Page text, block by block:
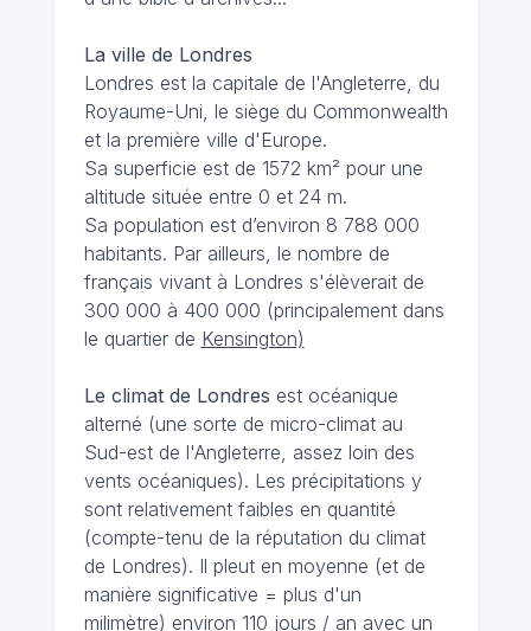
La ville de Londres
Londres est la capitale de l'Angleterre, du
Royaume-Uni, le siège du Commonwealth
et la première ville d'Europe.
Sa superficie est de 1572 km² pour une
altitude située entre 0 et 24 m.
Sa population est d’environ 8 788 000
habitants. Par ailleurs, le nombre de
français vivant à Londres s'élèverait de
300 000 à 400 000 (principalement dans
le quartier de Kensington)
Le climat de Londres est océanique
alterné (une sorte de micro-climat au
Sud-est de l'Angleterre, assez loin des
vents océaniques). Les précipitations y
sont relativement faibles en quantité
(compte-tenu de la réputation du climat
de Londres). Il pleut en moyenne (et de
manière significative = plus d'un
milimètre) environ 110 jours / an avec un